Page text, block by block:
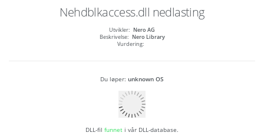
Nehdblkaccess.dll nedlasting
Utvikler: Nero AG
Beskrivelse: Nero Library
Vurdering:
Du løper: unknown OS
DLL-fil funnet i vår DLL-database.